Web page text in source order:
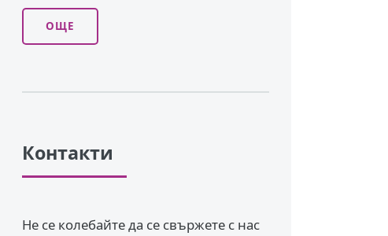
ОЩЕ
Контакти
Не се колебайте да се свържете с нас